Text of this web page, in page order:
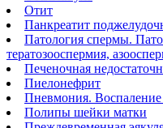
Отит
Панкреатит
Патология спермы.
тератозооспермия,
Печеночная
Пиелонефрит
Пневмония. Воспаление
Полипы шейки матки